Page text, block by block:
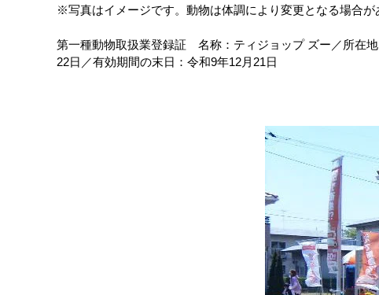
※写真はイメージです。動物は体調により変更となる場合が
第一種動物取扱業登録証 名称：ティジョップ ズー／所在地
22日／有効期間の末日：令和9年12月21日